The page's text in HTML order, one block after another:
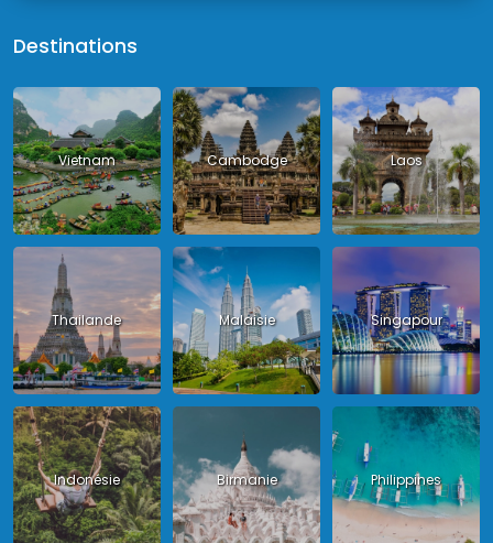
Destinations
Vietnam Cambodge Laos
Thailande Malaisie Singapour
Indonésie Birmanie Philippines